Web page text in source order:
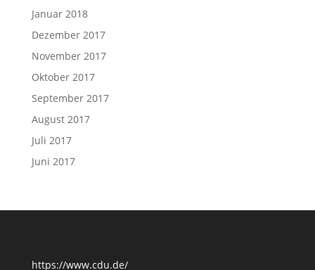
Januar 2018
Dezember 2017
November 2017
Oktober 2017
September 2017
August 2017
Juli 2017
Juni 2017
https://www.cdu.de/